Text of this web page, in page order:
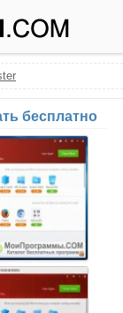
бесплатно